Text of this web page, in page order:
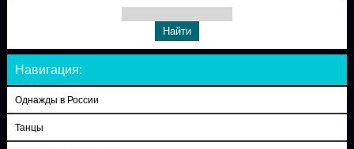
Навигация:
Однажды в России
Танцы